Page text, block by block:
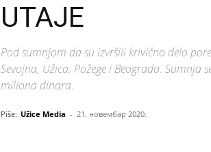
UTAJE
Pod sumnjom da su izvršili krivično delo
Sevojna, Užica, Požege i Beograda. Sumnja
miliona dinara.
Piše: Užice Media - 21. новембар 2020.